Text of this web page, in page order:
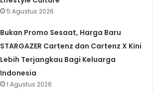
5 Agustus 2026
Bukan Promo Sesaat, Harga Baru
STARGAZER Cartenz dan Cartenz X Kini
Lebih Terjangkau Bagi Keluarga
Indonesia
1 Agustus 2026